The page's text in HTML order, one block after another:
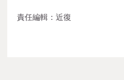
責任編輯：近復